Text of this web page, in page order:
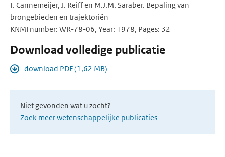
F. Cannemeijer, J. Reiff en M.J.M. Saraber. Bepaling van
brongebieden en trajektoriën
KNMI number: WR-78-06, Year: 1978, Pages: 32
Download volledige publicatie
download PDF (1,62 MB)
Niet gevonden wat u zocht?
Zoek meer wetenschappelijke publicaties